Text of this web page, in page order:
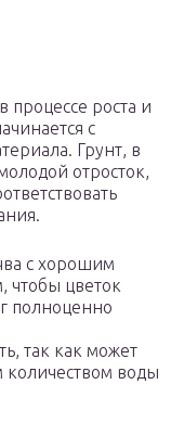
процессе роста и
с
Грунт, в
отросток,
с хорошим
чтобы цветок
полноценно
так как может
воды